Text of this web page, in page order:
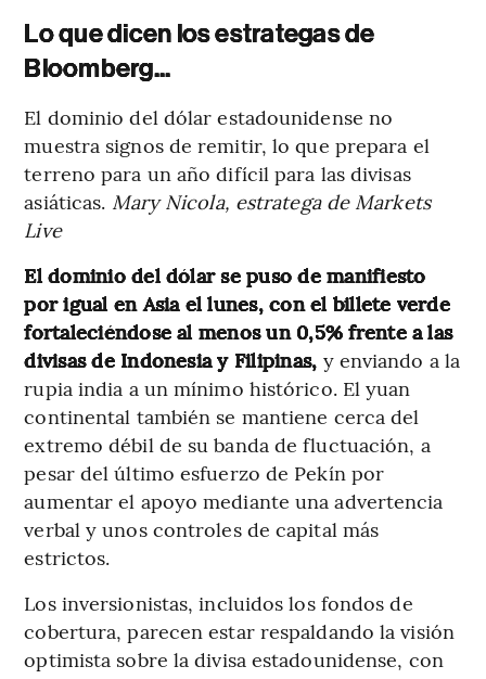
Lo que dicen los estrategas de
Bloomberg...
El dominio del dólar estadounidense no
muestra signos de remitir, lo que prepara el
terreno para un año difícil para las divisas
asiáticas. Mary Nicola, estratega de Markets
Live
El dominio del dólar se puso de manifiesto
por igual en Asia el lunes, con el billete verde
fortaleciéndose al menos un 0,5% frente a las
divisas de Indonesia y Filipinas, y enviando a la
rupia india a un mínimo histórico. El yuan
continental también se mantiene cerca del
extremo débil de su banda de fluctuación, a
pesar del último esfuerzo de Pekín por
aumentar el apoyo mediante una advertencia
verbal y unos controles de capital más
estrictos.
Los inversionistas, incluidos los fondos de
cobertura, parecen estar respaldando la visión
optimista sobre la divisa estadounidense, con